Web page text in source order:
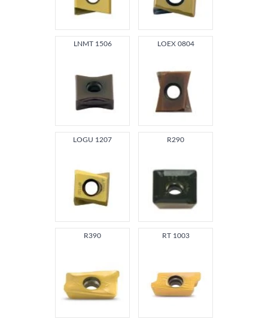
LNMT 1506 LOEX 0804
LOGU 1207 R290
R390 RT 1003